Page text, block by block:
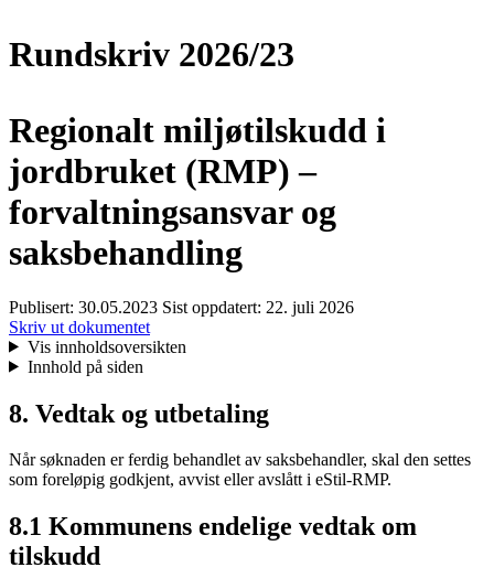
Rundskriv 2026/23
Regionalt miljøtilskudd i
jordbruket (RMP) –
forvaltningsansvar og
saksbehandling
Publisert: 30.05.2023 Sist oppdatert: 22. juli 2026
Skriv ut dokumentet
Vis innholdsoversikten
Innhold på siden
8. Vedtak og utbetaling
Når søknaden er ferdig behandlet av saksbehandler, skal den settes
som foreløpig godkjent, avvist eller avslått i eStil-RMP.
8.1 Kommunens endelige vedtak om
tilskudd